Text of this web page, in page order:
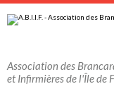
au
contenu.
navigation
personnels
Association des
et Infirmières de l'Île de